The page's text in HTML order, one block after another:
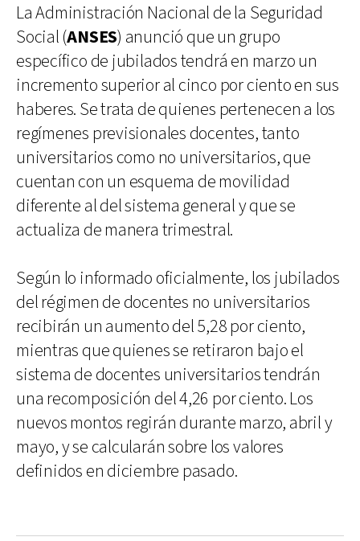
La Administración Nacional de la Seguridad
Social (ANSES) anunció que un grupo
específico de jubilados tendrá en marzo un
incremento superior al cinco por ciento en sus
haberes. Se trata de quienes pertenecen a los
regímenes previsionales docentes, tanto
universitarios como no universitarios, que
cuentan con un esquema de movilidad
diferente al del sistema general y que se
actualiza de manera trimestral.
Según lo informado oficialmente, los jubilados
del régimen de docentes no universitarios
recibirán un aumento del 5,28 por ciento,
mientras que quienes se retiraron bajo el
sistema de docentes universitarios tendrán
una recomposición del 4,26 por ciento. Los
nuevos montos regirán durante marzo, abril y
mayo, y se calcularán sobre los valores
definidos en diciembre pasado.